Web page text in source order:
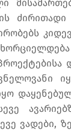
ძირითადი
ვადები,